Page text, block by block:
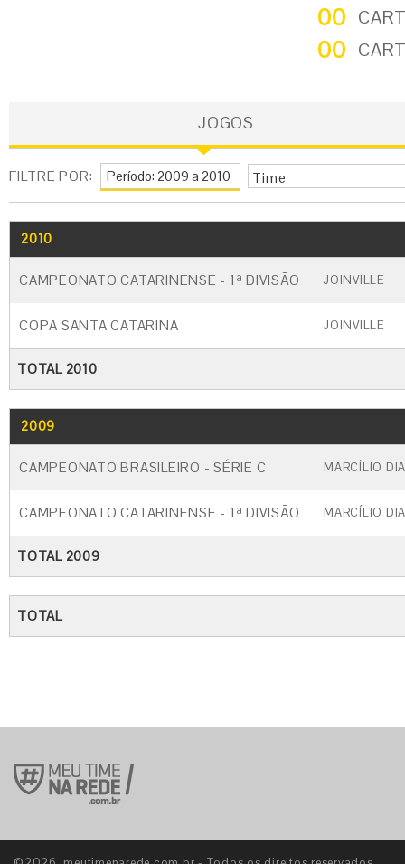
00
00
JOGOS
FILTRE POR: Time
2010
CAMPEONATO CATARINENSE - 1ª DIVISÃO JOINVILLE
COPA SANTA CATARINA JOINVILLE
TOTAL 2010
2009
CAMPEONATO BRASILEIRO - SÉRIE C MARCÍLIO
CAMPEONATO CATARINENSE - 1ª DIVISÃO MARCÍLIO
TOTAL 2009
TOTAL